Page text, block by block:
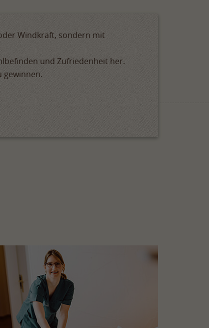
Windkraft, sondern mit
und Zufriedenheit her.
gewinnen.